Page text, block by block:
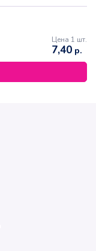
Цена 1 шт.
7,40 р.